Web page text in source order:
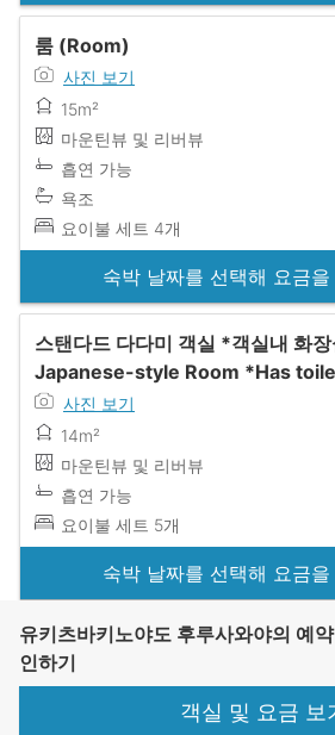
룸 (Room)
사진 보기
15m²
마운틴뷰 및 리버뷰
흡연 가능
욕조
요이불 세트 4개
숙박 날짜를 선택해 요금
스탠다드 다다미 객실 *객실내 화
Japanese-style Room *Has
사진 보기
14m²
마운틴뷰 및 리버뷰
흡연 가능
요이불 세트 5개
숙박 날짜를 선택해 요금
유키츠바키노야도 후루사와야의 예
인하기
객실 및 요금 보